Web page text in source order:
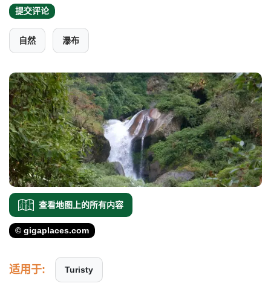
提交评论
自然 瀑布
查看地图上的所有内容
© gigaplaces.com
适用于: Turisty